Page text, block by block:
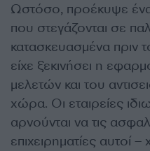
Ωστόσο, προέκυψε ένα
που στεγάζονται σε
κατασκευασμένα πριν
είχε ξεκινήσει η
μελετών και του
χώρα. Οι εταιρείες
αρνούνται να τις
επιχειρηματίες αυτοί